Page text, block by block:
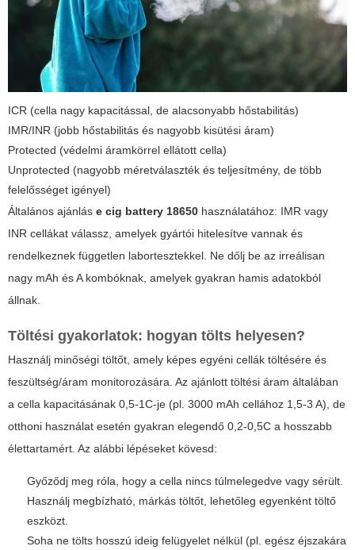
ICR (cella nagy kapacitással, de alacsonyabb hőstabilitás)
IMR/INR (jobb hőstabilitás és nagyobb kisütési áram)
Protected (védelmi áramkörrel ellátott cella)
Unprotected (nagyobb méretválaszték és teljesítmény, de több
felelősséget igényel)
Általános ajánlás e cig battery 18650 használatához: IMR vagy
INR cellákat válassz, amelyek gyártói hitelesítve vannak és
rendelkeznek független labortesztekkel. Ne dőlj be az irreálisan
nagy mAh és A kombóknak, amelyek gyakran hamis adatokból
állnak.
Töltési gyakorlatok: hogyan tölts helyesen?
Használj minőségi töltőt, amely képes egyéni cellák töltésére és
feszültség/áram monitorozására. Az ajánlott töltési áram általában
a cella kapacitásának 0,5-1C-je (pl. 3000 mAh cellához 1,5-3 A), de
otthoni használat esetén gyakran elegendő 0,2-0,5C a hosszabb
élettartamért. Az alábbi lépéseket kövesd:
Győződj meg róla, hogy a cella nincs túlmelegedve vagy sérült.
Használj megbízható, márkás töltőt, lehetőleg egyenként töltő
eszközt.
Soha ne tölts hosszú ideig felügyelet nélkül (pl. egész éjszakára